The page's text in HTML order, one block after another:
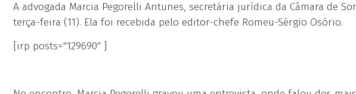
A advogada Marcia Pegorelli Antunes, secretária jurídica da Câmara de
terça-feira (11). Ela foi recebida pelo editor-chefe Romeu-Sérgio Osório.
[irp posts="129690" ]